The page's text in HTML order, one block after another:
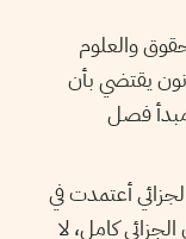
والعلوم
يقتضي بأن
مبدأ فصل
أعتمدت في
كامل، لا